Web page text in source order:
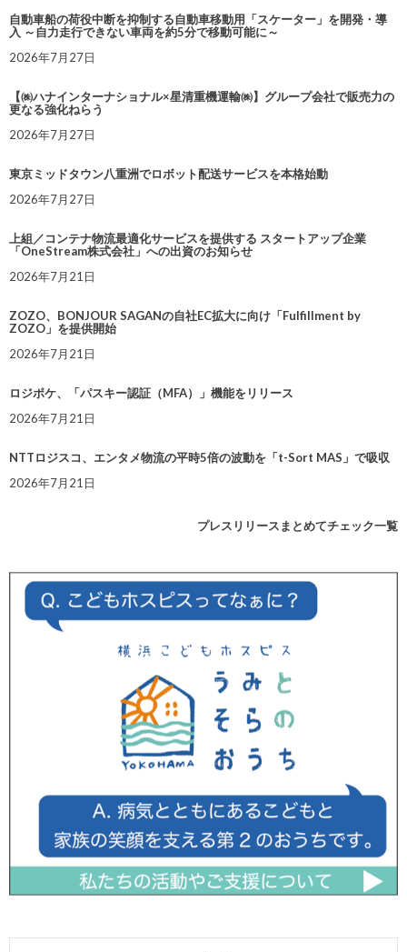
自動車船の荷役中断を抑制する自動車移動用「スケーター」を開発・導
入 ～自力走行できない車両を約5分で移動可能に～
2026年7月27日
【㈱ハナインターナショナル×星清重機運輸㈱】グループ会社で販売力の
更なる強化ねらう
2026年7月27日
東京ミッドタウン八重洲でロボット配送サービスを本格始動
2026年7月27日
上組／コンテナ物流最適化サービスを提供する スタートアップ企業
「OneStream株式会社」への出資のお知らせ
2026年7月21日
ZOZO、BONJOUR SAGANの自社EC拡大に向け「Fulfillment by
ZOZO」を提供開始
2026年7月21日
ロジポケ、「パスキー認証（MFA）」機能をリリース
2026年7月21日
NTTロジスコ、エンタメ物流の平時5倍の波動を「t-Sort MAS」で吸収
2026年7月21日
プレスリリースまとめてチェック一覧